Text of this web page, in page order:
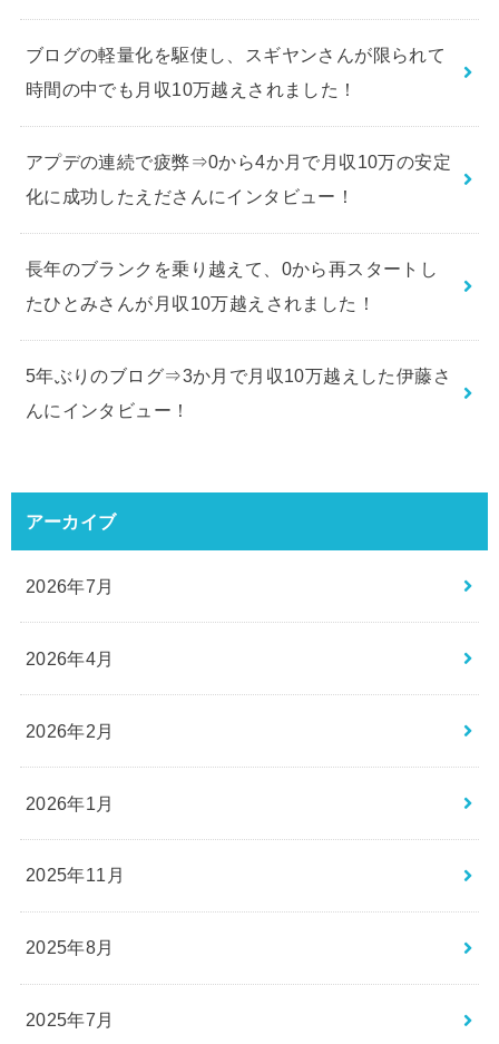
ブログの軽量化を駆使し、スギヤンさんが限られて
時間の中でも月収10万越えされました！
アプデの連続で疲弊⇒0から4か月で月収10万の安定
化に成功したえださんにインタビュー！
長年のブランクを乗り越えて、0から再スタートし
たひとみさんが月収10万越えされました！
5年ぶりのブログ⇒3か月で月収10万越えした伊藤さ
んにインタビュー！
アーカイブ
2026年7月
2026年4月
2026年2月
2026年1月
2025年11月
2025年8月
2025年7月